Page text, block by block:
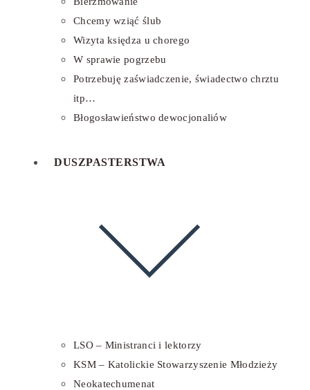
Chcemy wziąć ślub
Wizyta księdza u chorego
W sprawie pogrzebu
Potrzebuję zaświadczenie, świadectwo chrztu
itp…
Błogosławieństwo dewocjonaliów
DUSZPASTERSTWA
LSO – Ministranci i lektorzy
KSM – Katolickie Stowarzyszenie Młodzieży
Neokatechumenat